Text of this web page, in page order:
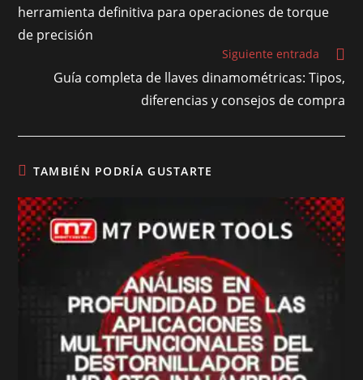
herramienta definitiva para operaciones de torque
de precisión
Siguiente entrada
Guía completa de llaves dinamométricas: Tipos,
diferencias y consejos de compra
TAMBIÉN PODRÍA GUSTARTE